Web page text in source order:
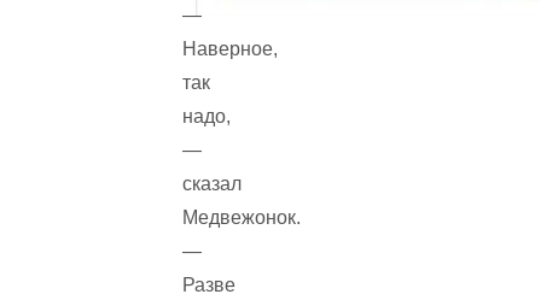
—
Наверное,
так
надо,
—
сказал
Медвежонок.
—
Разве